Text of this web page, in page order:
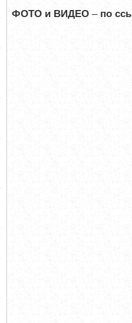
ФОТО и ВИДЕО – по